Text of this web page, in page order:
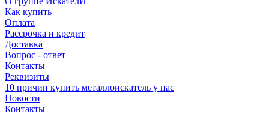
Как купить
Оплата
Рассрочка и кредит
Доставка
Вопрос - ответ
Контакты
Реквизиты
10 причин купить металлоискатель у нас
Новости
Контакты